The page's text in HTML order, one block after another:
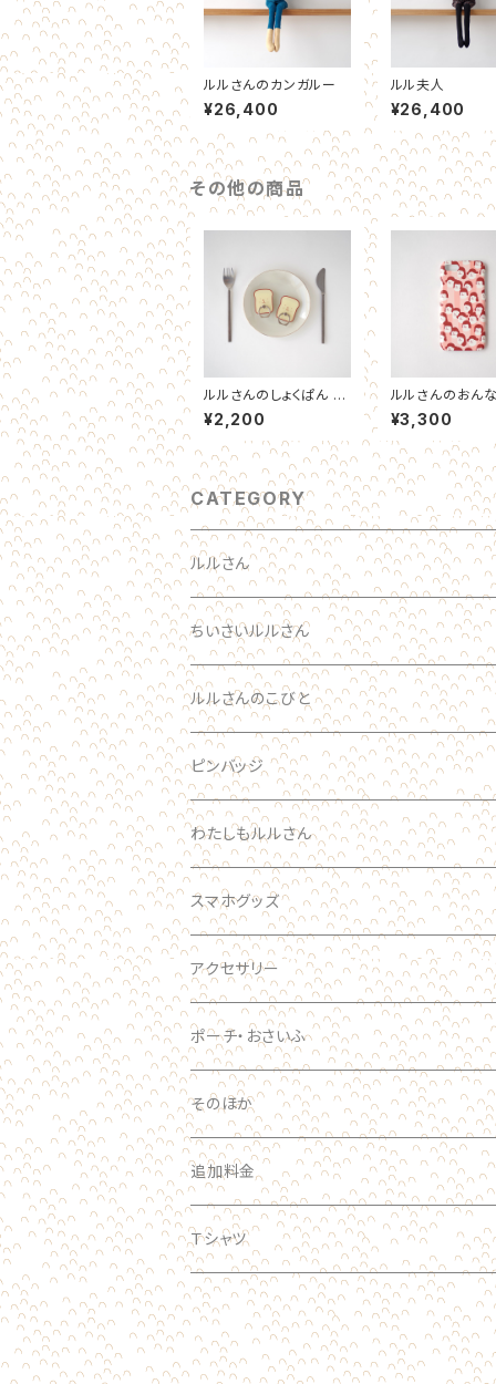
ルルさんのカンガルー
¥26,400
ルル夫人
¥26,400
その他の商品
ルルさんのしょくぱん ス
マホリング
¥2,200
ルルさんのおん
がいっぱい（ちゃ
スマホケース
¥3,300
CATEGORY
ルルさん
わたしのルルさん オーダーメイド
おとな
こども
あかちゃん
ブローチ
おおきい
ちいさいルルさん
ルルさん
ブローチ
ブローチ
ルルさんのこびと
ルルさん
ブローチ
キーホルダー
ピンバッジ
わたしもルルさん
スマホグッズ
スマホケース
手帳型ケース
スマホリング
アクセサリー
ポーチ・おさいふ
そのほか
追加料金
Ｔシャツ